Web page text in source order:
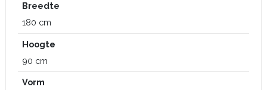
Breedte
180 cm
Hoogte
90 cm
Vorm